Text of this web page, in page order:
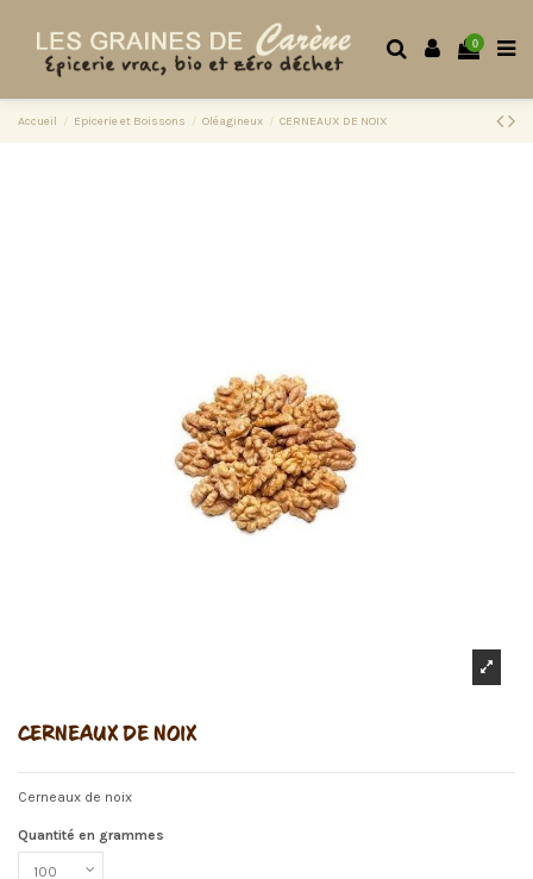
0
Accueil Epicerie et Boissons Oléagineux CERNEAUX DE NOIX
CERNEAUX DE NOIX
Cerneaux de noix
Quantité en grammes